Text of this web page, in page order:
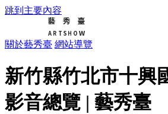
跳到主要內容
關於藝秀臺 網站導覽
新竹縣竹北市十興
影音總覽 | 藝秀臺